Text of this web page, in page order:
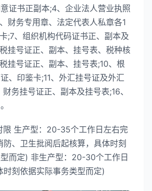
证书正副本;4、企业法人营业执照
财务专用章、法定代表人私章各1
;7、组织机构代码证书正、副本及
挂号证正、副本、挂号表、税种核
挂号证正、副本、挂号表;10、根
、印鉴卡;11、外汇挂号证及外汇
务挂号证正、副本及挂号表;16、
生产型：20-35个工作日左右完
、卫生批阅后起核算，具体时刻
而定) 非生产型：20-30个工作日
时刻依据实际事务类型而定)